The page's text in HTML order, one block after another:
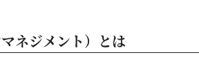
ネジメント）とは